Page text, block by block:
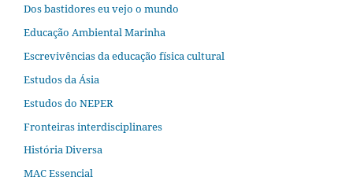
Dos bastidores eu vejo o mundo
Educação Ambiental Marinha
Escrevivências da educação física cultural
Estudos da Ásia​
Estudos do NEPER
Fronteiras interdisciplinares
História Diversa
MAC Essencial